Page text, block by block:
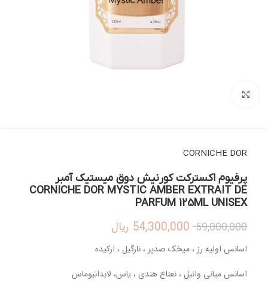
CORNICHE DOR
پرفیوم اکسترکت کورنیش دوق میستیک آمبر
CORNICHE DOR MYSTIC AMBER EXTRAIT DE
PARFUM 125ML UNISEX
59,000,000
54,300,000 ریال
اسانس اولیه رز ، میخک صدپر ، نارگیل ، ارکیده
اسانس میانی وانیل ، نعناع هندی ، یاس، لابدانیوماس